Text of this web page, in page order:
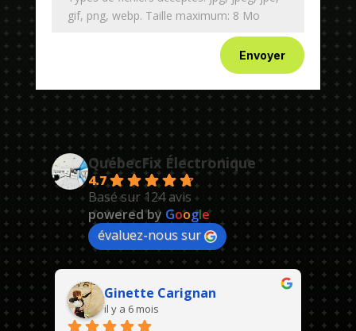
gif, png, webp. Taille maximum: 8 Mo
Envoyer
QuébecFix Électronique
4.7
Basé sur 124 avis
powered by Google
évaluez-nous sur
Ginette Carignan
il y a 6 mois